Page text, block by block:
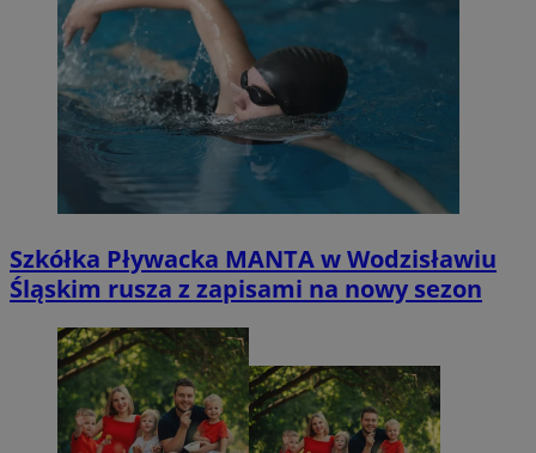
Szkółka Pływacka MANTA w Wodzisławiu
Śląskim rusza z zapisami na nowy sezon